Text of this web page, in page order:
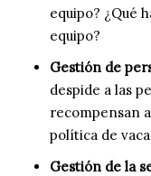
equipo? ¿Qué
equipo?
Gestión de
despide a las
recompensan
política de
Gestión de la